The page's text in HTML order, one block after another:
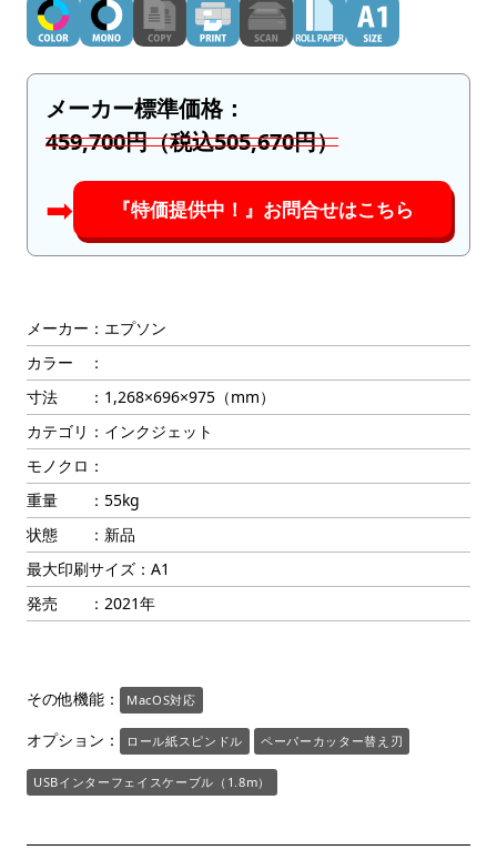
メーカー標準価格：
459,700円（税込505,670円）
➡︎ 『特価提供中！』お問合せはこちら
メーカー：エプソン
カラー ：
寸法 ：1,268×696×975（mm）
カテゴリ：インクジェット
モノクロ：
重量 ：55kg
状態 ：新品
最大印刷サイズ：A1
発売 ：2021年
その他機能： MacOS対応
オプション： ロール紙スピンドル ペーパーカッター替え刃
USBインターフェイスケーブル（1.8m）